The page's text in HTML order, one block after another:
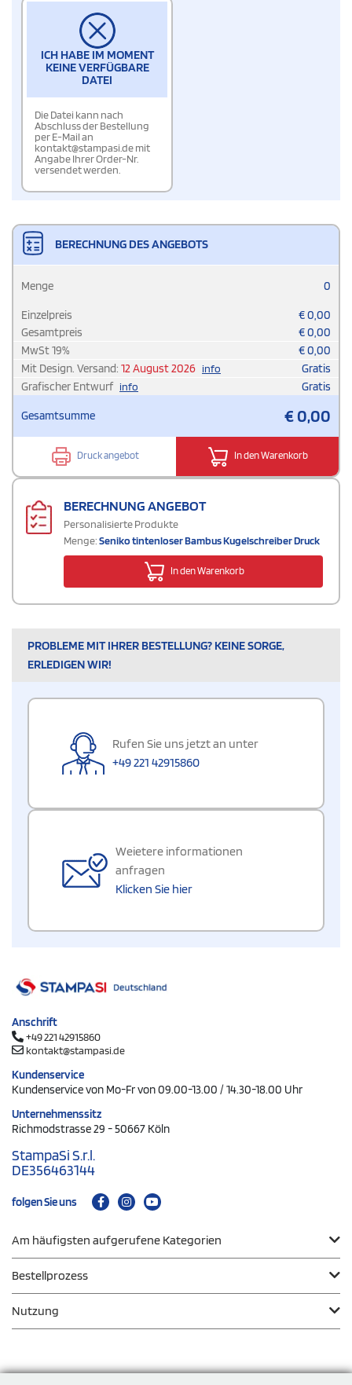
ICH HABE IM MOMENT
KEINE VERFÜGBARE
DATEI
Die Datei kann nach
Abschluss der Bestellung
per E-Mail an
kontakt@stampasi.de mit
Angabe Ihrer Order-Nr.
versendet werden.
BERECHNUNG DES ANGEBOTS
Menge 0
Einzelpreis €0,00
Gesamtpreis
€0,00
MwSt19% €0,00
Mit Design. Versand: 12 August 2026 info
Gratis
Grafischer Entwurf info Gratis
Gesamtsumme €0,00
Druck angebot In den Warenkorb
BERECHNUNG ANGEBOT
Personalisierte Produkte
Menge:Seniko tintenloser Bambus Kugelschreiber Druck
In den Warenkorb
PROBLEME MIT IHRER BESTELLUNG? KEINE SORGE,
ERLEDIGEN WIR!
Rufen Sie uns jetzt an unter
+49 221 42915860
Weietere informationen
anfragen
Klicken Sie hier
Anschrift
+49 221 42915860
kontakt@stampasi.de
Kundenservice
Kundenservice von Mo-Fr von 09.00-13.00 / 14.30-18.00 Uhr
Unternehmenssitz
Richmodstrasse 29 - 50667 Köln
StampaSi S.r.l.
DE356463144
folgen Sie uns
Am häufigsten aufgerufene Kategorien
Bestellprozess
Nutzung